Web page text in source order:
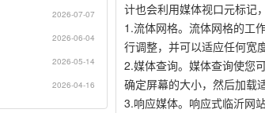
2026-07-07
2026-06-04
2026-05-14
2026-04-16
计也会利用媒体视口元标记
1.流体网格。流体网格的工
行调整，并可以适应任何宽
2.媒体查询。媒体查询使您
确定屏幕的大小，然后加载
3.响应媒体。响应式临沂网